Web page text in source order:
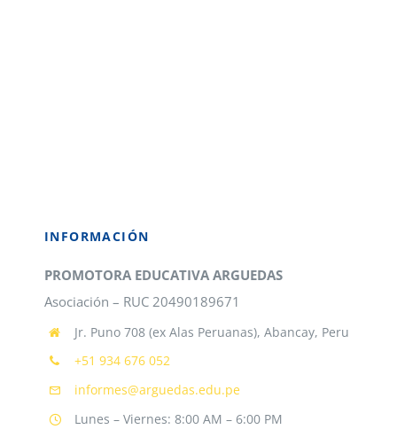
INFORMACIÓN
PROMOTORA EDUCATIVA ARGUEDAS
Asociación – RUC 20490189671
Jr. Puno 708 (ex Alas Peruanas), Abancay, Peru
+51 934 676 052
informes@arguedas.edu.pe
Lunes – Viernes: 8:00 AM – 6:00 PM